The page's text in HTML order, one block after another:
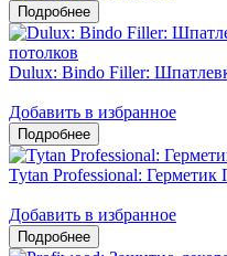
Dulux: Bindo Filler:
Добавить в избранное
Tytan Professional:
Добавить в избранное